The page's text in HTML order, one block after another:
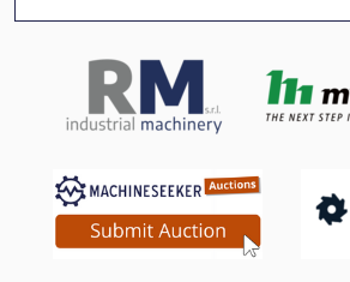
Meer Verdieping Pers
Meten Van De Plaat
Reiniging Van Gebouwen